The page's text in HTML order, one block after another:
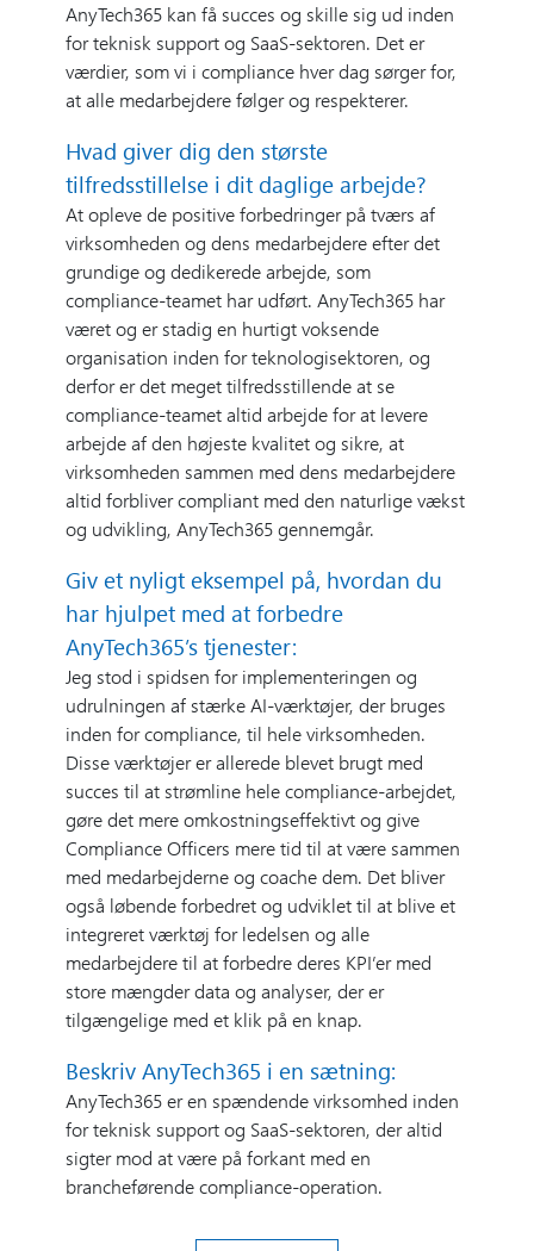
AnyTech365 kan få succes og skille sig ud inden
for teknisk support og SaaS-sektoren. Det er
værdier, som vi i compliance hver dag sørger for,
at alle medarbejdere følger og respekterer.
Hvad giver dig den største
tilfredsstillelse i dit daglige arbejde?
At opleve de positive forbedringer på tværs af
virksomheden og dens medarbejdere efter det
grundige og dedikerede arbejde, som
compliance-teamet har udført. AnyTech365 har
været og er stadig en hurtigt voksende
organisation inden for teknologisektoren, og
derfor er det meget tilfredsstillende at se
compliance-teamet altid arbejde for at levere
arbejde af den højeste kvalitet og sikre, at
virksomheden sammen med dens medarbejdere
altid forbliver compliant med den naturlige vækst
og udvikling, AnyTech365 gennemgår.
Giv et nyligt eksempel på, hvordan du
har hjulpet med at forbedre
AnyTech365’s tjenester:
Jeg stod i spidsen for implementeringen og
udrulningen af stærke AI-værktøjer, der bruges
inden for compliance, til hele virksomheden.
Disse værktøjer er allerede blevet brugt med
succes til at strømline hele compliance-arbejdet,
gøre det mere omkostningseffektivt og give
Compliance Officers mere tid til at være sammen
med medarbejderne og coache dem. Det bliver
også løbende forbedret og udviklet til at blive et
integreret værktøj for ledelsen og alle
medarbejdere til at forbedre deres KPI’er med
store mængder data og analyser, der er
tilgængelige med et klik på en knap.
Beskriv AnyTech365 i en sætning:
AnyTech365 er en spændende virksomhed inden
for teknisk support og SaaS-sektoren, der altid
sigter mod at være på forkant med en
brancheførende compliance-operation.